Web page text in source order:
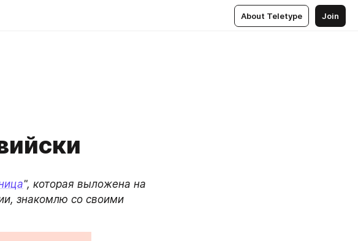
About Teletype Join
", которая выложена на
знакомлю со своими